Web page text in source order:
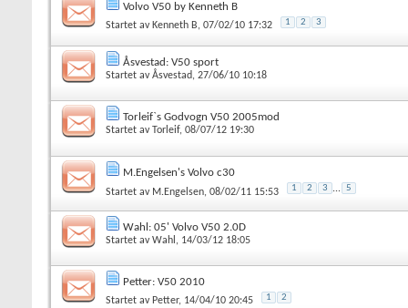
Volvo V50 by Kenneth B
Startet av Kenneth B, 07/02/10 17:32 1 2 3
Åsvestad: V50 sport
Startet avÅsvestad, 27/06/10 10:18
Torleif`s Godvogn V50 2005mod
Startet avTorleif, 08/07/12 19:30
M.Engelsen's Volvo c30
Startet av M.Engelsen, 08/02/11 15:53 1 2 3 ... 5
Wahl: 05' Volvo V50 2.0D
Startet avWahl , 14/03/12 18:05
Petter: V50 2010
Startet avPetter, 14/04/10 20:45 1 2